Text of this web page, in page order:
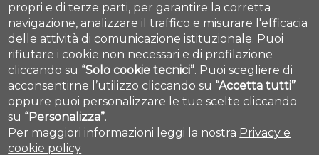
CAST - Center for Advanced Studies and Technology
Via Luigi Polacchi 11, 66100, Chieti, ITALY
Cookie settings
propri e di terze parti, per garantire la corretta
navigazione, analizzare il traffico e misurare l'efficacia
delle attività di comunicazione istituzionale. Puoi
rifiutare i cookie non necessari e di profilazione
cliccando su “Solo cookie tecnici”. Puoi scegliere di
acconsentirne l’utilizzo cliccando su “Accetta tutti”
oppure puoi personalizzare le tue scelte cliccando
su “Personalizza”.
Per maggiori informazioni leggi la nostra Privacy e
cookie policy